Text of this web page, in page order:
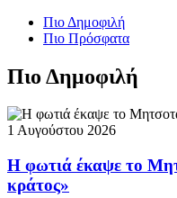
Πιο Δημοφιλή
Πιο Πρόσφατα
Πιο Δημοφιλή
1 Αυγούστου 2026
Η φωτιά έκαψε το
κράτος»